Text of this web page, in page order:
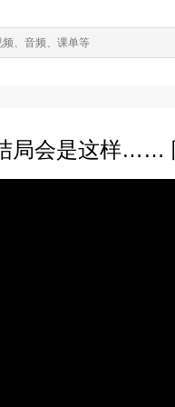
局会是这样……